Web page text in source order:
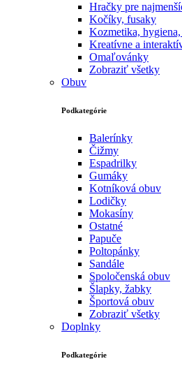
Hračky pre
Kočíky, fusaky
Kozmetika,
Kreatívne a
Omaľovánky
Zobraziť všetky
Obuv
Podkategórie
Balerínky
Čižmy
Espadrilky
Gumáky
Kotníková obuv
Lodičky
Mokasíny
Ostatné
Papuče
Poltopánky
Sandále
Spoločenská obuv
Šlapky, žabky
Športová obuv
Zobraziť všetky
Doplnky
Podkategórie